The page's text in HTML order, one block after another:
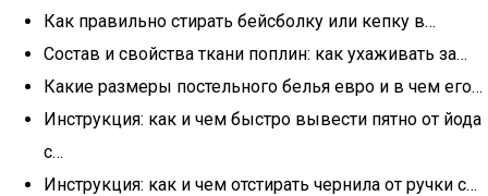
Как правильно стирать бейсболку или кепку в…
Состав и свойства ткани поплин: как ухаживать за…
Какие размеры постельного белья евро и в чем его…
Инструкция: как и чем быстро вывести пятно от йода
с…
Инструкция: как и чем отстирать чернила от ручки с…